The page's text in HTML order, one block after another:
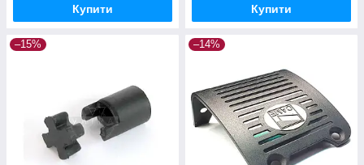
Купити Купити
–15% –14%